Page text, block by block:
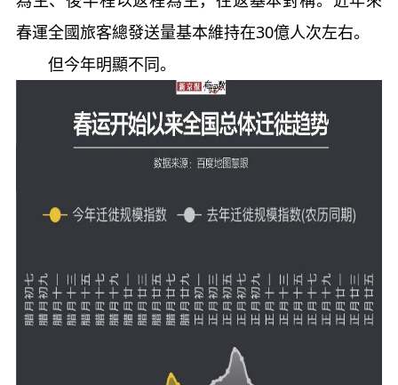
春運全國旅客總發送量基本維持在30億人次左右。
但今年明顯不同。